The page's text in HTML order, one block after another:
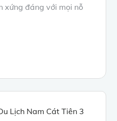
xứng đáng với mọi nỗ
Lịch Nam Cát Tiên 3